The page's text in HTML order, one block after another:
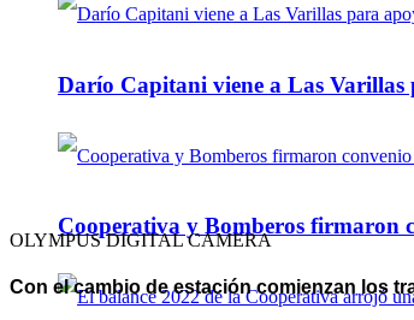
Darío Capitani viene a Las Varillas
Cooperativa y Bomberos firmaron
OLYMPUS DIGITAL CAMERA
Con el cambio de estación comienzan los